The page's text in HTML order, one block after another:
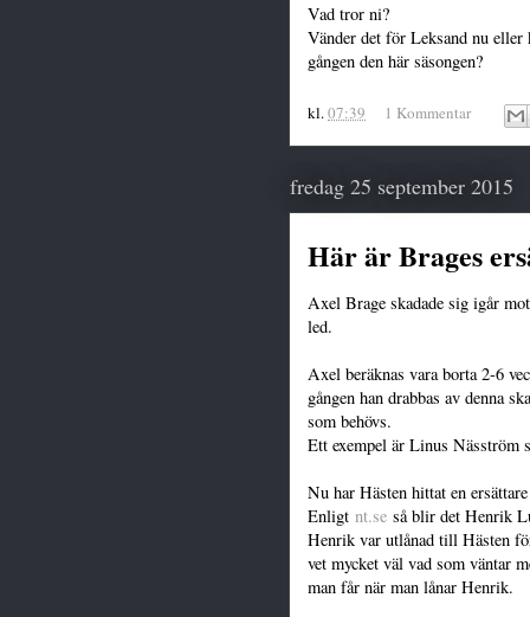
Vad tror ni?
Vänder det för Leksand nu
gången den här säsongen?
kl.07:39 1 Kommentar
fredag 25 september 2015
Här är Brages
Axel Brage skadade sig igår
led.
Axel beräknas vara borta 2-6
gången han drabbas av denna
som behövs.
Ett exempel är Linus Näsström
Nu har Hästen hittat en
Enligt nt.se så blir det Henrik
Henrik var utlånad till Hästen
vet mycket väl vad som väntar
man får när man lånar Henrik.